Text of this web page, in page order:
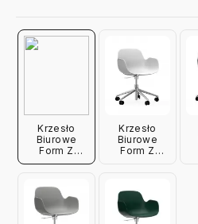
Krzesło
Biurowe
Form Z
Podłokietnikami
Czerwone
Normann
Cope
Krzesło
Biurowe
Form Z
Białe
Normann
Copenhagen